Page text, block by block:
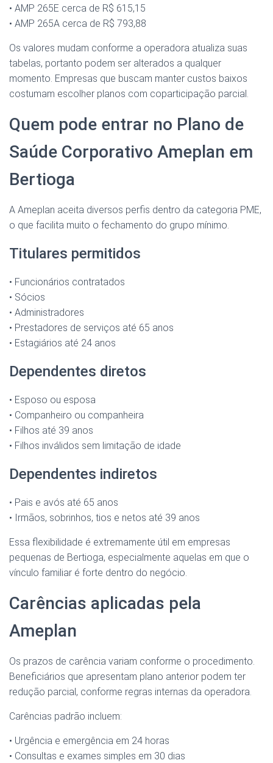
• AMP 265E cerca de R$ 615,15
• AMP 265A cerca de R$ 793,88
Os valores mudam conforme a operadora atualiza suas
tabelas, portanto podem ser alterados a qualquer
momento. Empresas que buscam manter custos baixos
costumam escolher planos com coparticipação parcial.
Quem pode entrar no Plano de
Saúde Corporativo Ameplan em
Bertioga
A Ameplan aceita diversos perfis dentro da categoria PME,
o que facilita muito o fechamento do grupo mínimo.
Titulares permitidos
• Funcionários contratados
• Sócios
• Administradores
• Prestadores de serviços até 65 anos
• Estagiários até 24 anos
Dependentes diretos
• Esposo ou esposa
• Companheiro ou companheira
• Filhos até 39 anos
• Filhos inválidos sem limitação de idade
Dependentes indiretos
• Pais e avós até 65 anos
• Irmãos, sobrinhos, tios e netos até 39 anos
Essa flexibilidade é extremamente útil em empresas
pequenas de Bertioga, especialmente aquelas em que o
vínculo familiar é forte dentro do negócio.
Carências aplicadas pela
Ameplan
Os prazos de carência variam conforme o procedimento.
Beneficiários que apresentam plano anterior podem ter
redução parcial, conforme regras internas da operadora.
Carências padrão incluem:
• Urgência e emergência em 24 horas
• Consultas e exames simples em 30 dias